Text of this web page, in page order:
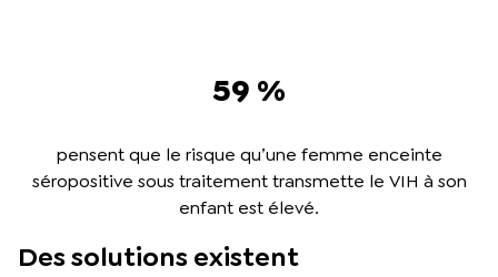
59 %
pensent que le risque qu’une femme enceinte
séropositive sous traitement transmette le VIH à son
enfant est élevé.
Des solutions existent